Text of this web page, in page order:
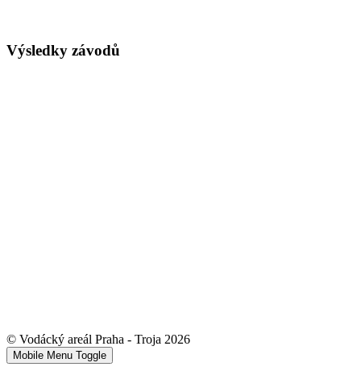
Výsledky závodů
© Vodácký areál Praha - Troja 2026
Mobile Menu Toggle